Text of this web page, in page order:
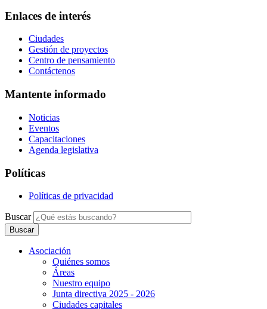
Enlaces de interés
Ciudades
Gestión de proyectos
Centro de pensamiento
Contáctenos
Mantente informado
Noticias
Eventos
Capacitaciones
Agenda legislativa
Políticas
Políticas de privacidad
Buscar
Asociación
Quiénes somos
Áreas
Nuestro equipo
Junta directiva 2025 - 2026
Ciudades capitales